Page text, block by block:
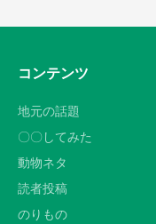
コンテンツ
地元の話題
〇〇してみた
動物ネタ
読者投稿
のりもの